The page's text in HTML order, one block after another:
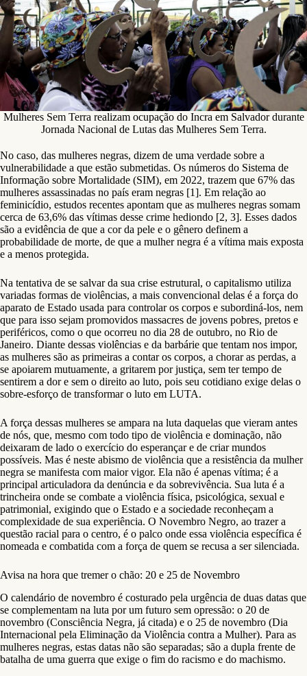
Mulheres Sem Terra realizam ocupação do Incra em Salvador durante
Jornada Nacional de Lutas das Mulheres Sem Terra.
No caso, das mulheres negras, dizem de uma verdade sobre a
vulnerabilidade a que estão submetidas. Os números do Sistema de
Informação sobre Mortalidade (SIM), em 2022, trazem que 67% das
mulheres assassinadas no país eram negras [1]. Em relação ao
feminicídio, estudos recentes apontam que as mulheres negras somam
cerca de 63,6% das vítimas desse crime hediondo [2, 3]. Esses dados
são a evidência de que a cor da pele e o gênero definem a
probabilidade de morte, de que a mulher negra é a vítima mais exposta
e a menos protegida.
Na tentativa de se salvar da sua crise estrutural, o capitalismo utiliza
variadas formas de violências, a mais convencional delas é a força do
aparato de Estado usada para controlar os corpos e subordiná-los, nem
que para isso sejam promovidos massacres de jovens pobres, pretos e
periféricos, como o que ocorreu no dia 28 de outubro, no Rio de
Janeiro. Diante dessas violências e da barbárie que tentam nos impor,
as mulheres são as primeiras a contar os corpos, a chorar as perdas, a
se apoiarem mutuamente, a gritarem por justiça, sem ter tempo de
sentirem a dor e sem o direito ao luto, pois seu cotidiano exige delas o
sobre-esforço de transformar o luto em LUTA.
A força dessas mulheres se ampara na luta daquelas que vieram antes
de nós, que, mesmo com todo tipo de violência e dominação, não
deixaram de lado o exercício do esperançar e de criar mundos
possíveis. Mas é neste abismo de violência que a resistência da mulher
negra se manifesta com maior vigor. Ela não é apenas vítima; é a
principal articuladora da denúncia e da sobrevivência. Sua luta é a
trincheira onde se combate a violência física, psicológica, sexual e
patrimonial, exigindo que o Estado e a sociedade reconheçam a
complexidade de sua experiência. O Novembro Negro, ao trazer a
questão racial para o centro, é o palco onde essa violência específica é
nomeada e combatida com a força de quem se recusa a ser silenciada.
Avisa na hora que tremer o chão: 20 e 25 de Novembro
O calendário de novembro é costurado pela urgência de duas datas que
se complementam na luta por um futuro sem opressão: o 20 de
novembro (Consciência Negra, já citada) e o 25 de novembro (Dia
Internacional pela Eliminação da Violência contra a Mulher). Para as
mulheres negras, estas datas não são separadas; são a dupla frente de
batalha de uma guerra que exige o fim do racismo e do machismo.